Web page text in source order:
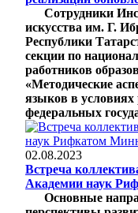
Сотрудники
искусства им. Г.
Республики
секции по
работников
«Методические
языков в
федеральных
02.08.2023
Встреча
Академии наук
Основные